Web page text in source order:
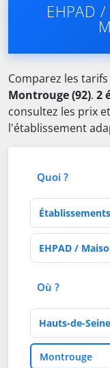
EHPAD
Comparez les tarifs
Montrouge (92). 2
consultez les prix
l'établissement
Quoi ?
Type
Activités de soins
Où ?
Département
VilleMontrouge